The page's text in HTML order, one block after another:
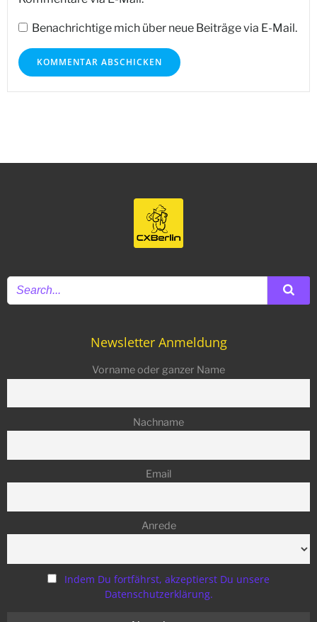
Benachrichtige mich über neue Beiträge via E-Mail.
Newsletter Anmeldung
Vorname oder ganzer Name
Nachname
Email
Anrede
Indem Du fortfährst, akzeptierst Du unsere
Datenschutzerklärung.